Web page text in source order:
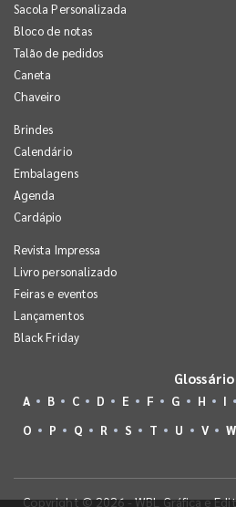
Sacola Personalizada
Bloco de notas
Talão de pedidos
Caneta
Chaveiro
Brindes
Calendário
Embalagens
Agenda
Cardápio
Revista Impressa
Livro personalizado
Feiras e eventos
Lançamentos
Black Friday
Glossário
A B C D E F G H I
O
P Q R S T U V W
Copyright © 2026 - WBL Gráfica e